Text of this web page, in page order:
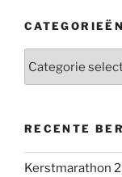
CATEGORIEËN
RECENTE
Kerstmarathon